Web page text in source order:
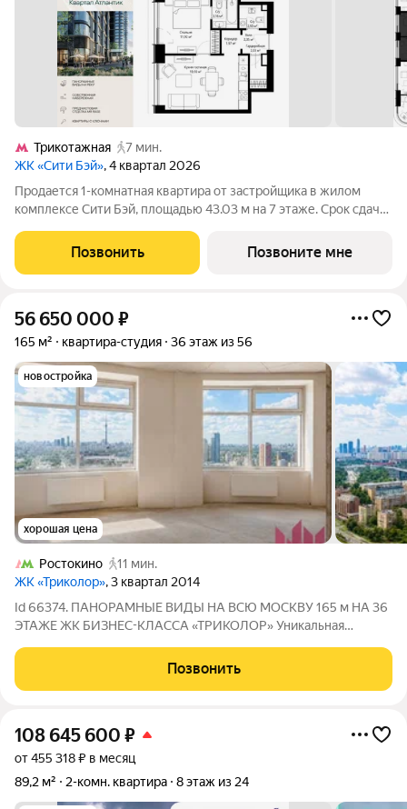
Трикотажная
7 мин.
ЖК «Сити Бэй», 4 квартал 2026
Продается 1-комнатная квартира от застройщика в жилом
комплексе Сити Бэй, площадью 43.03 м на 7 этаже. Срок сдачи
настоящий город в городе с отлично развитой
инфраструктурой и собственной
Позвонить Позвоните мне
56 650 000 ₽
165 м² квартира-студия 36 этаж из 56
новостройка
хорошая цена
Ростокино
11 мин.
ЖК «Триколор», 3 квартал 2014
Id 66374. ПАНОРАМНЫЕ ВИДЫ НА ВСЮ МОСКВУ 165 м НА 36
ЭТАЖЕ ЖК БИЗНЕС-КЛАССА «ТРИКОЛОР» Уникальная
из лучших корпусов жилого комплекса бизнес-класса
«Триколор». Расположена на 36-м этаже
Позвонить
108 645 600 ₽
от 455 318 ₽ в месяц
89,2 м²
2-комн. квартира 8 этаж из 24